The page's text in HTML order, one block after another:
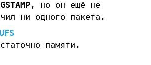
, но он ещё не
ни одного пакета.
памяти.